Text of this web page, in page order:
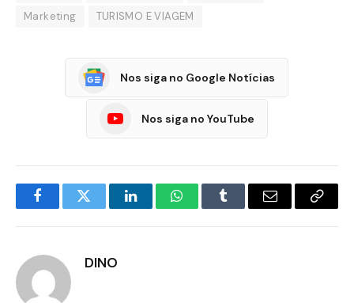
Marketing
TURISMO E VIAGEM
Nos siga no Google Notícias
Nos siga no YouTube
FacebookTwitter LinkedInWhatsAppTumblr E-
Copiar
DINO